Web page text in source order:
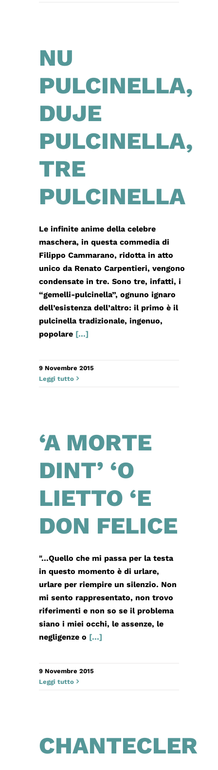
NU
PULCINELLA,
DUJE
PULCINELLA,
TRE
PULCINELLA
Le infinite anime della celebre
maschera, in questa commedia di
Filippo Cammarano, ridotta in atto
unico da Renato Carpentieri, vengono
condensate in tre. Sono tre, infatti, i
“gemelli-pulcinella”, ognuno ignaro
dell’esistenza dell’altro: il primo è il
pulcinella tradizionale, ingenuo,
popolare [...]
9 Novembre 2015
Leggi tutto
‘A MORTE
DINT’ ‘O
LIETTO ‘E
DON FELICE
"...Quello che mi passa per la testa
in questo momento è di urlare,
urlare per riempire un silenzio. Non
mi sento rappresentato, non trovo
riferimenti e non so se il problema
siano i miei occhi, le assenze, le
negligenze o [...]
9 Novembre 2015
Leggi tutto
CHANTECLER